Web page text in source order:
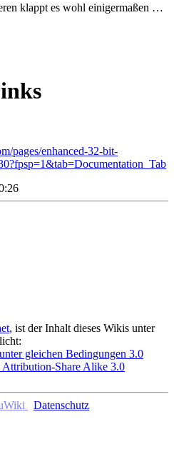
klappt es wohl einigermaßen …
pages/enhanced-32-bit-
, ist der Inhalt dieses Wikis unter
gleichen Bedingungen 3.0
Share Alike 3.0
Datenschutz